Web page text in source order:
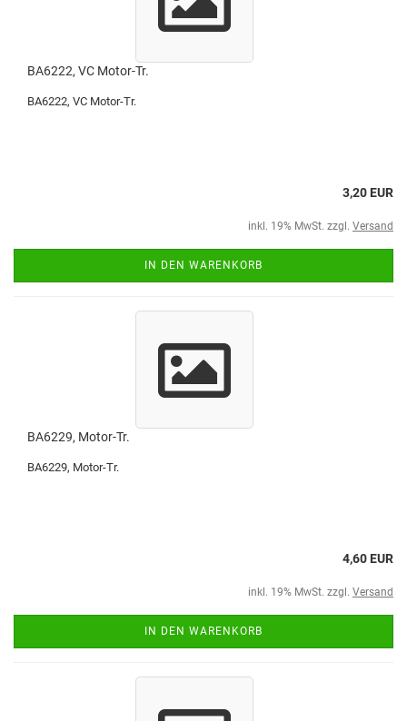
BA6222, VC Motor-Tr.
BA6222, VC Motor-Tr.
3,20 EUR
inkl. 19% MwSt. zzgl. Versand
IN DEN WARENKORB
BA6229, Motor-Tr.
BA6229, Motor-Tr.
4,60 EUR
inkl. 19% MwSt. zzgl. Versand
IN DEN WARENKORB